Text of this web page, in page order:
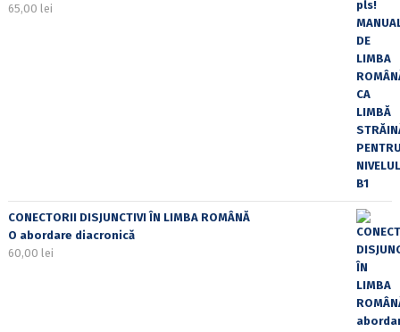
65,00 lei
CONECTORII DISJUNCTIVI ÎN LIMBA ROMÂNĂ
O abordare diacronică
60,00 lei